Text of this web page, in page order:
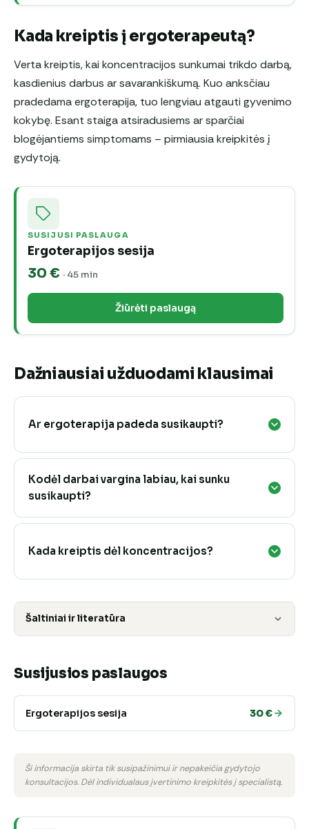
Kada kreiptis į ergoterapeutą?
Verta kreiptis, kai koncentracijos sunkumai trikdo darbą,
kasdienius darbus ar savarankiškumą. Kuo anksčiau
pradedama ergoterapija, tuo lengviau atgauti gyvenimo
kokybę. Esant staiga atsiradusiems ar sparčiai
blogėjantiems simptomams – pirmiausia kreipkitės į
gydytoją.
SUSIJUSI PASLAUGA
Ergoterapijos sesija
30 € · 45 min
Žiūrėti paslaugą
Dažniausiai užduodami klausimai
Ar ergoterapija padeda susikaupti?
Kodėl darbai vargina labiau, kai sunku
susikaupti?
Kada kreiptis dėl koncentracijos?
Šaltiniai ir literatūra
Susijusios paslaugos
Ergoterapijos sesija 30 €
Ši informacija skirta tik susipažinimui ir nepakeičia gydytojo
konsultacijos. Dėl individualaus įvertinimo kreipkitės į specialistą.